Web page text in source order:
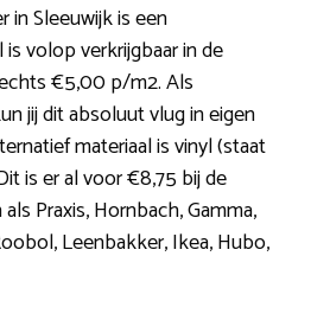
Sleeuwijk is een
volop verkrijgbaar in de
€5,00 p/m2. Als
jij dit absoluut vlug in eigen
materiaal is vinyl (staat
is er al voor €8,75 bij de
Praxis, Hornbach, Gamma,
Leenbakker, Ikea, Hubo,